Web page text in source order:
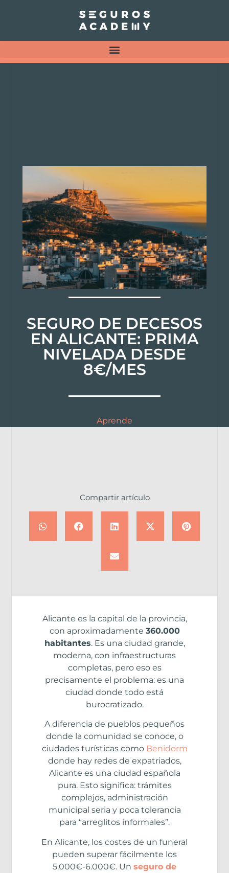
SEGURO DE DECESOS
EN ALICANTE: PRIMA
NIVELADA DESDE
8€/MES
Aprende
Compartir artículo
Alicante es la capital de la provincia,
con aproximadamente 360.000
habitantes. Es una ciudad grande,
moderna, con infraestructuras
completas, pero eso es
precisamente el problema: es una
ciudad donde todo está
burocratizado.
A diferencia de pueblos pequeños
donde la comunidad se conoce, o
ciudades turísticas como Benidorm
donde hay redes de expatriados,
Alicante es una ciudad española
pura. Esto significa: trámites
complejos, administración
municipal seria y poca tolerancia
para “arreglitos informales”.
En Alicante, los costes de un funeral
pueden superar fácilmente los
5.000€-6.000€. Un seguro de